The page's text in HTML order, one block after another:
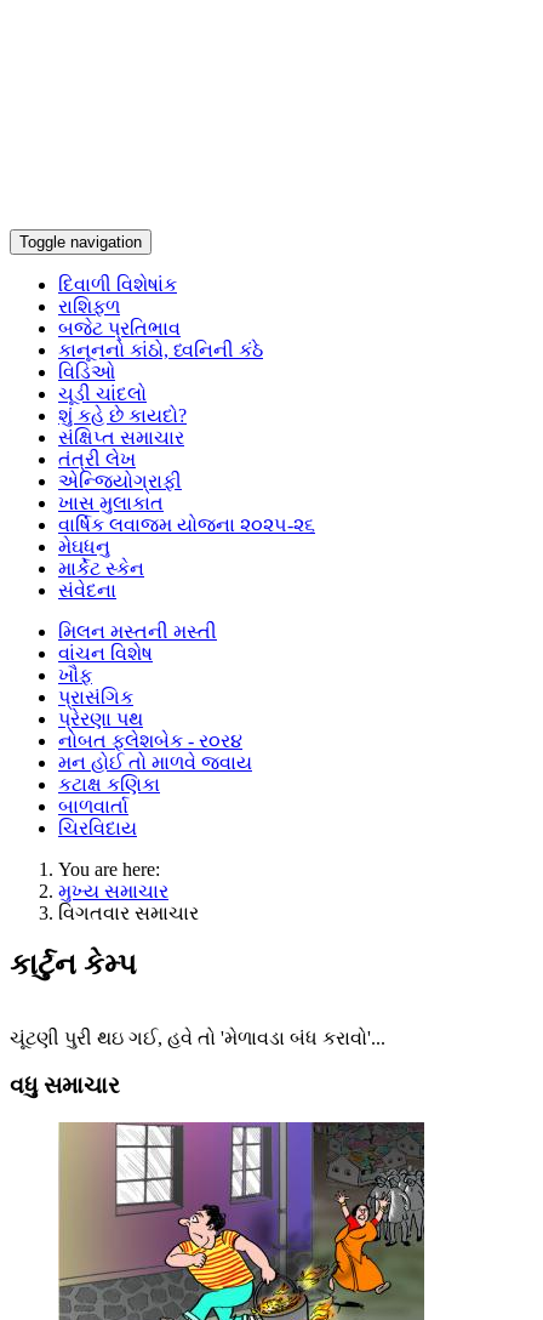
Toggle navigation
દિવાળી વિશેષાંક
રાશિફળ
બજેટ પ્રતિભાવ
કાનૂનનો કાંઠો, ધ્વનિની કંઠે
વિડિઓ
ચૂડી ચાંદલો
શું કહે છે કાયદો?
સંક્ષિપ્ત સમાચાર
તંત્રી લેખ
એન્જિયોગ્રાફી
ખાસ મુલાકાત
વાર્ષિક લવાજમ યોજના ૨૦૨૫-૨૬
મેઘધનુ
માર્કેટ સ્કેન
સંવેદના
મિલન મસ્તની મસ્તી
વાંચન વિશેષ
ખૌફ
પ્રાસંગિક
પ્રેરણા પથ
નોબત ફ્લેશબેક - ર૦ર૪
મન હોઈ તો માળવે જવાય
કટાક્ષ કણિકા
બાળવાર્તા
ચિરવિદાય
You are here:
મુખ્ય સમાચાર
વિગતવાર સમાચાર
કાર્ટુન કેમ્પ
ચૂંટણી પુરી થઇ ગઈ, હવે તો 'મેળાવડા બંધ કરાવો'...
વધુ સમાચાર